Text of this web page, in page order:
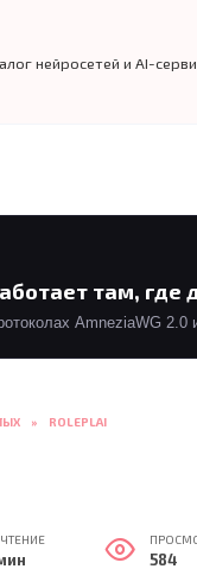
нейросетей и AI-
там, где
AmneziaWG
» ROLEPLAI
584